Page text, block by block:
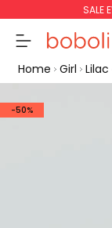
SALE
Home Girl
-50%